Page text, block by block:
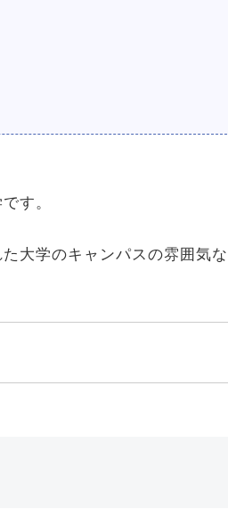
す。
大学のキャンパスの雰囲気な